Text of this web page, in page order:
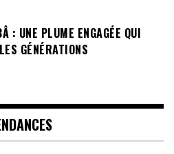
: UNE PLUME ENGAGÉE QUI
GÉNÉRATIONS